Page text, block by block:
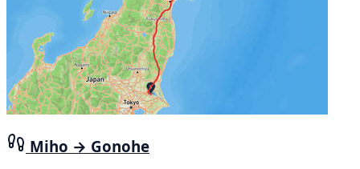
Miho → Gonohe